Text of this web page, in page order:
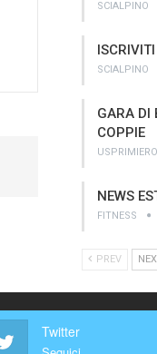
SCIALPINO
SCIALPINO
GARA DI
COPPIE
USPRIMIERO
NEWS
FITNESS
PREV
Twitter